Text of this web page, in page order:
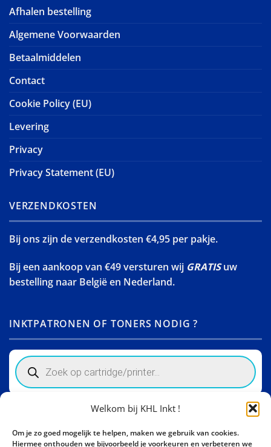
Welkom bij KHL Inkt !
Om je zo goed mogelijk te helpen, maken we gebruik van cookies.
Hiermee onthouden we bijvoorbeeld je voorkeuren en verbeteren we
Afhalen bestelling
Algemene Voorwaarden
Betaalmiddelen
Contact
Cookie Policy (EU)
Levering
Privacy
Privacy Statement (EU)
VERZENDKOSTEN
Bij ons zijn de verzendkosten €4,95 per pakje.
Bij een aankoop van €49 versturen wij GRATISuw
bestelling naar België en Nederland.
INKTPATRONEN OF TONERS NODIG ?
Products
search
Activity Invest BV - KHL, Kempische Steenweg 274